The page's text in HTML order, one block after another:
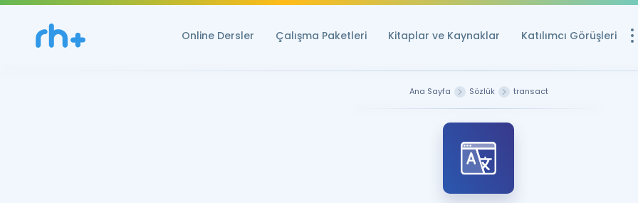
Online Dersler Çalışma Paketleri Kitaplar ve Kaynaklar Katılımcı Görüşleri
Ana Sayfa Sözlük transact